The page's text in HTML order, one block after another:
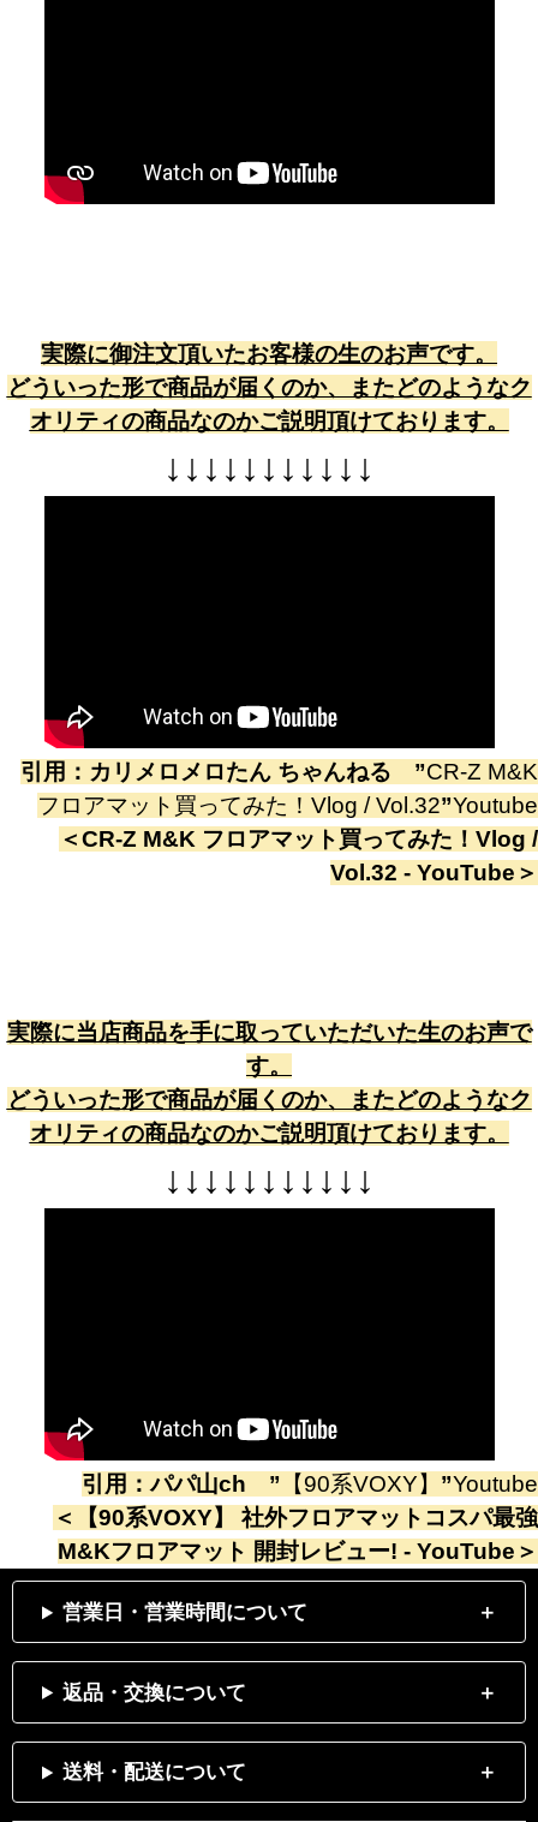
実際に御注文頂いたお客様の生のお声です。
どういった形で商品が届くのか、またどのようなク
オリティの商品なのかご説明頂けております。
↓ ↓ ↓ ↓ ↓ ↓ ↓ ↓ ↓ ↓ ↓
引用： カリメロメロたん ちゃんねる ”CR-Z M&K
フロアマット買ってみた！Vlog / Vol.32”Youtube
＜CR-Z M&K フロアマット買ってみた！Vlog /
Vol.32 - YouTube ＞
実際に当店商品を手に取っていただいた生のお声で
す。
どういった形で商品が届くのか、またどのようなク
オリティの商品なのかご説明頂けております。
↓ ↓ ↓ ↓ ↓ ↓ ↓ ↓ ↓ ↓ ↓
引用：パパ山ch ” 【90系VOXY】 ”Youtube
＜
【90系VOXY】 社外フロアマットコスパ最強
M&Kフロアマット 開封レビュー! - YouTube ＞
営業日・営業時間について
返品・交換について
送料・配送について